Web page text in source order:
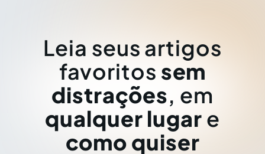
Leia seus artigos
favoritos sem
distrações, em
qualquer lugar e
como quiser